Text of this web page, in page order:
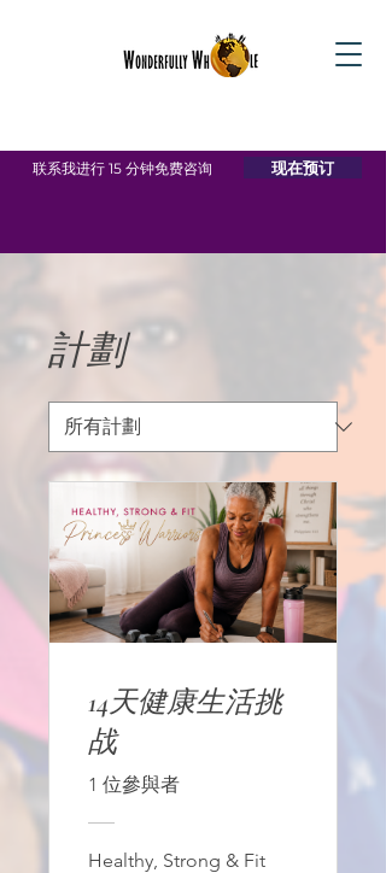
联系我进行 15 分钟免费咨询 现在预订
計劃
14天健康生活挑
战
1 位參與者
Healthy, Strong & Fit